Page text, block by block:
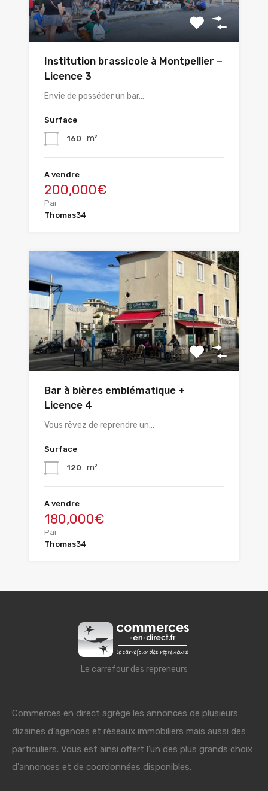
Institution brassicole à Montpellier –
Licence 3
Envie de posséder un bar…
Surface
160 m²
A vendre
200,000€
Par
Thomas34
Bar à bières emblématique +
Licence 4
Vous rêvez de reprendre un…
Surface
120 m²
A vendre
180,000€
Par
Thomas34
Le carrefour des repreneurs
Commerces en direct agrège les annonces de plusieurs
dizaines d'agences et réseaux immobiliers mais aussi des
particuliers. Vous est ainsi offert l'un des plus grands choix
d'annonces et de coordonnées disponibles.